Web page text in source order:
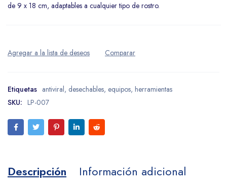
de 9 x 18 cm, adaptables a cualquier tipo de rostro.
Etiquetas antiviral, desechables, equipos, herramientas
SKU: LP-007
Descripción Información adicional